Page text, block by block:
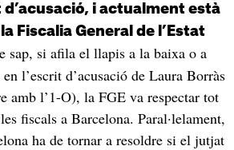
i actualment està
Fiscalia General de l’Estat
sap, si afila el llapis a la baixa o a
l’escrit d’acusació de Laura Borràs
amb l’1-O), la FGE va respectar tot
fiscals a Barcelona. Paral·lelament,
ha de tornar a resoldre si el jutjat